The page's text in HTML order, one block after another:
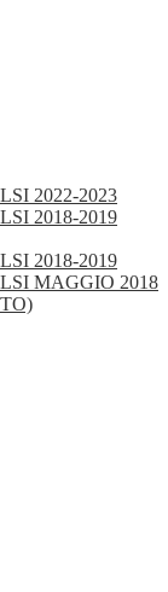
2022-2023
2018-2019
2018-2019
MAGGIO 2018